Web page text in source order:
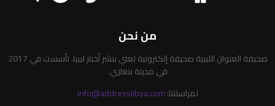
من نحن
صحيفة العنوان الليبية صحيفة إلكترونية تعني بنشر أخبار ليبيا. تأسست في 2017
في مدينة بنغازي.
لمراسلتنا:info@addresslibya.com